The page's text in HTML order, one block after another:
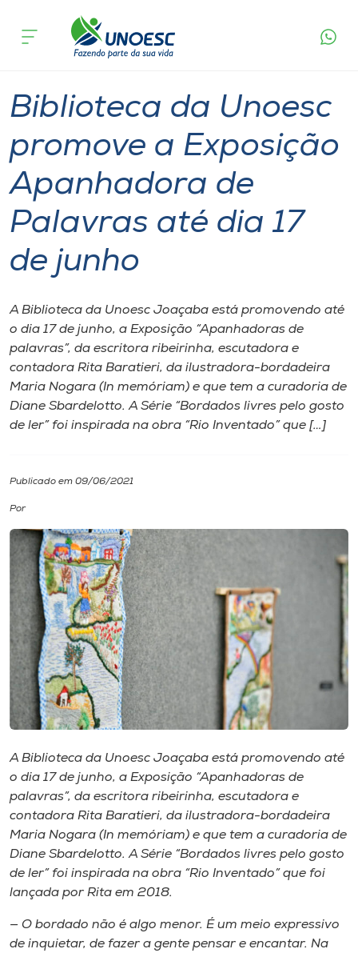
Cursos
Atendimento ao Estudante
Portal de Ensino
Internacionalização
I.nova
Cultura
CPA
Biblioteca
Editora
Rádio
Museu
Unoesc
Store
Selecione
acontece
Biblioteca da Unoesc
promove a Exposição
Apanhadora de
Palavras até dia 17
de junho
A Biblioteca da Unoesc Joaçaba está promovendo até
o dia 17 de junho, a Exposição “Apanhadoras de
palavras”, da escritora ribeirinha, escutadora e
contadora Rita Baratieri, da ilustradora-bordadeira
Maria Nogara (In memóriam) e que tem a curadoria de
Diane Sbardelotto. A Série “Bordados livres pelo gosto
de ler” foi inspirada na obra “Rio Inventado” que […]
Publicado em 09/06/2021
Por
A Biblioteca da Unoesc Joaçaba está promovendo até
o dia 17 de junho, a Exposição “Apanhadoras de
palavras”, da escritora ribeirinha, escutadora e
contadora Rita Baratieri, da ilustradora-bordadeira
Maria Nogara (In memóriam) e que tem a curadoria de
Diane Sbardelotto. A Série “Bordados livres pelo gosto
de ler” foi inspirada na obra “Rio Inventado” que foi
lançada por Rita em 2018.
— O bordado não é algo menor. É um meio expressivo
de inquietar, de fazer a gente pensar e encantar. Na